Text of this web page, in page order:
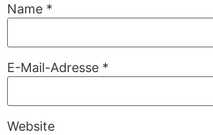
Name *
E-Mail-Adresse *
Website